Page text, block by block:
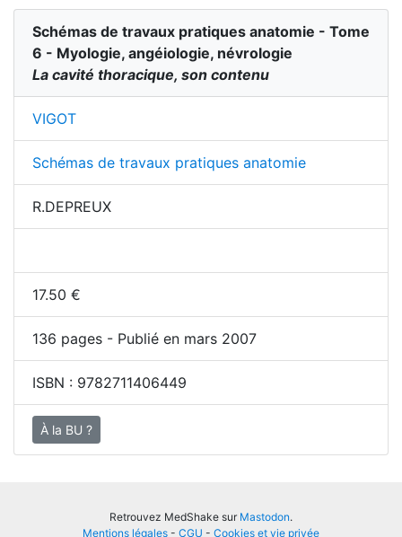
Schémas de travaux pratiques anatomie - Tome
6 - Myologie, angéiologie, névrologie
La cavité thoracique, son contenu
VIGOT
Schémas de travaux pratiques anatomie
R.DEPREUX
17.50 €
136 pages - Publié en mars 2007
ISBN : 9782711406449
À la BU ?
Retrouvez MedShake sur Mastodon.
Mentions légales - CGU - Cookies et vie privée